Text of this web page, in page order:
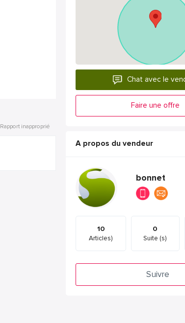
Rapport inapproprié
Chat avec le
Faire une offre
A propos du vendeur
bonnet
10
Articles)
0
Suite (s)
Suivre